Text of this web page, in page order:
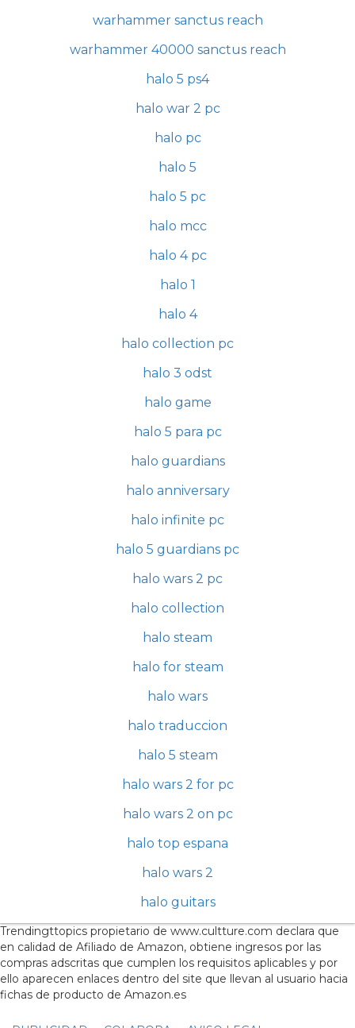
warhammer sanctus reach
warhammer 40000 sanctus reach
halo 5 ps4
halo war 2 pc
halo pc
halo 5
halo 5 pc
halo mcc
halo 4 pc
halo 1
halo 4
halo collection pc
halo 3 odst
halo game
halo 5 para pc
halo guardians
halo anniversary
halo infinite pc
halo 5 guardians pc
halo wars 2 pc
halo collection
halo steam
halo for steam
halo wars
halo traduccion
halo 5 steam
halo wars 2 for pc
halo wars 2 on pc
halo top espana
halo wars 2
halo guitars
Trendingttopics propietario de www.cultture.com declara que
en calidad de Afiliado de Amazon, obtiene ingresos por las
compras adscritas que cumplen los requisitos aplicables y por
ello aparecen enlaces dentro del site que llevan al usuario hacia
fichas de producto de Amazon.es